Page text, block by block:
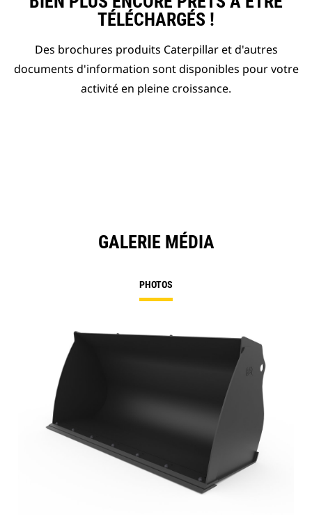
TÉLÉCHARGÉS !
Des brochures produits Caterpillar et d'autres
documents d'information sont disponibles pour votre
activité en pleine croissance.
GALERIE MÉDIA
PHOTOS